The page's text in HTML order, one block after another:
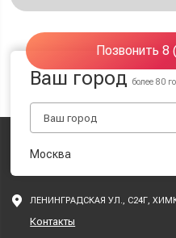
Позвонить
Ваш городболее 80
Москва
ЛЕНИНГРАДСКАЯ УЛ., С24Г,
Контакты